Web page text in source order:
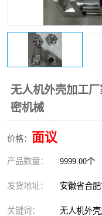
无人机外壳加工
密机械
价格： 面议
产品数量： 9999.00个
发货地址： 安徽省合
关键词： 无人机外